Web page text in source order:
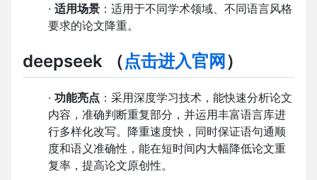
· 适用场景 ：适用于不同学术领域、不同语言风格
要求的论文降重。
deepseek （点击进入官网 ）
· 功能亮点 ：采用深度学习技术，能快速分析论文
内容，准确判断重复部分，并运用丰富语言库进
行多样化改写。降重速度快，同时保证语句通顺
度和语义准确性，能在短时间内大幅降低论文重
复率，提高论文原创性。